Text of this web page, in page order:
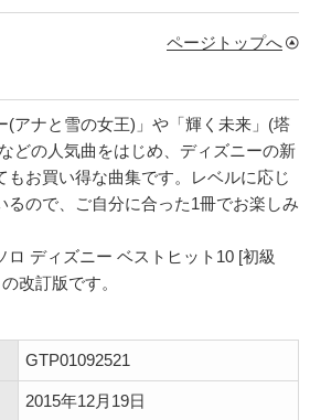
ページトップへ
(アナと雪の女王)」や「輝く未来」(塔
どの人気曲をはじめ、ディズニーの新
もお買い得な曲集です。レベルに応じ
るので、ご自分に合った1冊でお楽しみ
ディズニー ベストヒット10 [初級
改訂版です。
GTP01092521
2015年12月19日